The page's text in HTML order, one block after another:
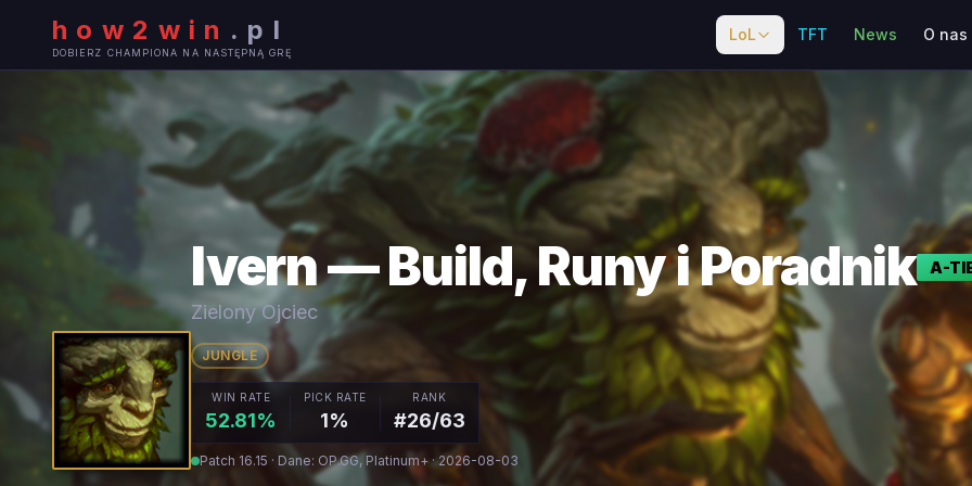
how2win . pl
DOBIERZ CHAMPIONA NA NASTĘPNĄ GRĘ
LoL TFT News O nas
Ivern — Build, Runy i Poradnik A-
Zielony Ojciec
JUNGLE
WIN RATE
52.81%
PICK RATE
1%
RANK
#26/63
Patch 16.15 · Dane: OP.GG, Platinum+ · 2026-08-03